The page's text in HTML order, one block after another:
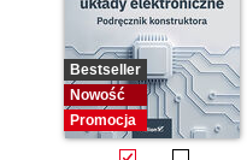
Bestseller
Nowość
Promocja